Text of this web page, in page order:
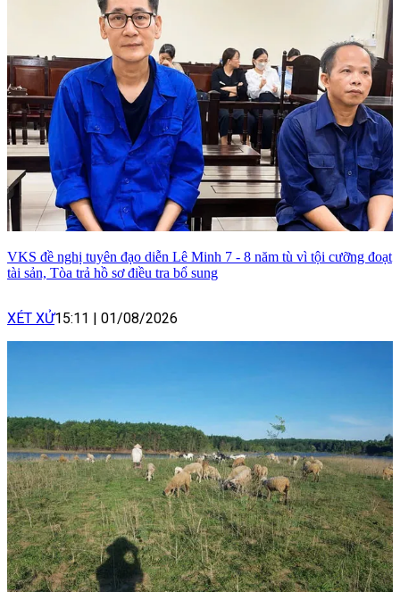
VKS đề nghị tuyên đạo diễn Lê Minh 7 - 8 năm tù vì tội cưỡng đoạt
tài sản, Tòa trả hồ sơ điều tra bổ sung
XÉT XỬ15:11 01/08/2026